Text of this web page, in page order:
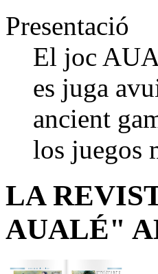
Presentació
El joc
es juga
ancient
los juegos
LA
AUALÉ"